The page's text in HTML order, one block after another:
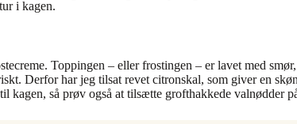
i kagen.
Toppingen – eller frostingen – er lavet med
Derfor har jeg tilsat revet citronskal, som giver en
kagen, så prøv også at tilsætte grofthakkede valnødder